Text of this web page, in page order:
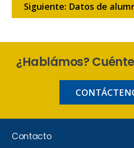
Siguiente: Datos de
¿Hablámos?
Contacto